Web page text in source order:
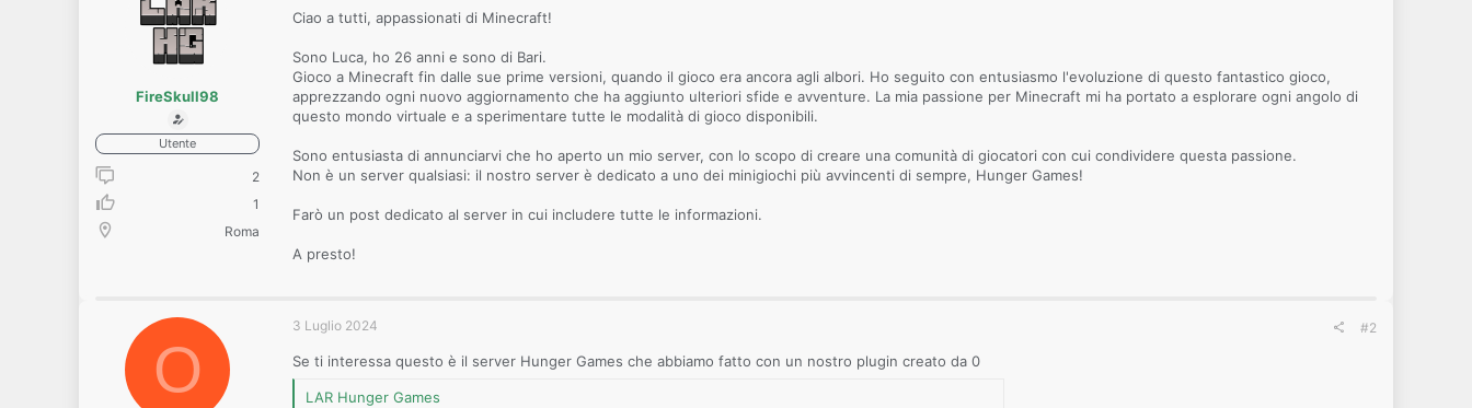
FireSkull98
Utente
2
1
Roma
Ciao a tutti, appassionati di Minecraft!
Sono Luca, ho 26 anni e sono di Bari.
Gioco a Minecraft fin dalle sue prime versioni, quando il gioco era ancora agli albori. Ho seguito con entusiasmo l'evoluzione di questo fantastico gioco,
apprezzando ogni nuovo aggiornamento che ha aggiunto ulteriori sfide e avventure. La mia passione per Minecraft mi ha portato a esplorare ogni angolo di
questo mondo virtuale e a sperimentare tutte le modalità di gioco disponibili.
Sono entusiasta di annunciarvi che ho aperto un mio server, con lo scopo di creare una comunità di giocatori con cui condividere questa passione.
Non è un server qualsiasi: il nostro server è dedicato a uno dei minigiochi più avvincenti di sempre, Hunger Games!
Farò un post dedicato al server in cui includere tutte le informazioni.
A presto!
O
3 Luglio 2024 #2
Se ti interessa questo è il server Hunger Games che abbiamo fatto con un nostro plugin creato da 0
LAR Hunger Games